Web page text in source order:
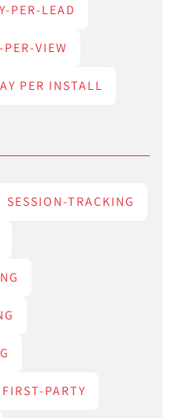
PER-LEAD
PER-VIEW
PER INSTALL
SESSION-TRACKING
FIRST-PARTY